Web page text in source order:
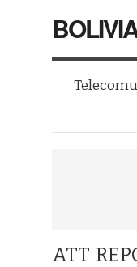
ATT